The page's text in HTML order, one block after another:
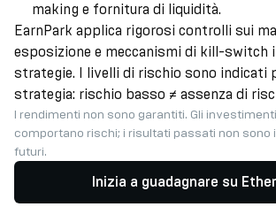
making e fornitura di liquidità.
EarnPark applica rigorosi controlli sui
esposizione e meccanismi di kill-switch
strategie. I livelli di rischio sono indicati
strategia: rischio basso ≠ assenza di
I rendimenti non sono garantiti. Gli
comportano rischi; i risultati passati non sono
futuri.
Inizia a guadagnare su